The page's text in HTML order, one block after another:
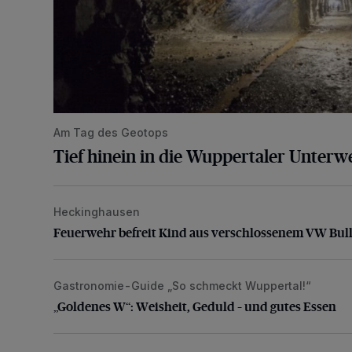
Am Tag des Geotops
Tief hinein in die Wuppertaler
Feuerwehr befreit Kind aus verschlossenem VW Bulli
Heckinghausen
Feuerwehr befreit Kind aus verschlossenem VW
„Goldenes W“: Weisheit, Geduld – und gutes Essen
Gastronomie-Guide „So schmeckt Wuppertal!“
„Goldenes W“: Weisheit, Geduld – und gutes Essen